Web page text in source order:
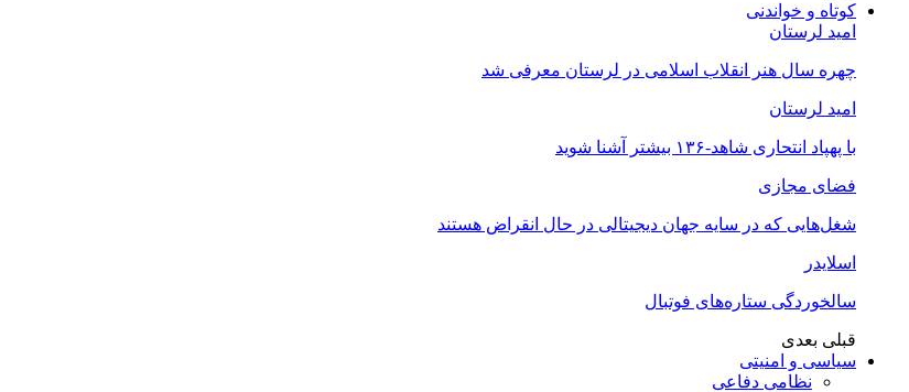
کوتاه و خواندنی
امید لرستان
چهره سال هنر انقلاب اسلامی در لرستان معرفی شد
امید لرستان
با پهپاد انتحاری شاهد-۱۳۶ بیشتر آشنا شوید
فضای مجازی
شغل‌‌هایی که در سایه جهان دیجیتالی در حال انقراض هستند
اسلایدر
سالخوردگی ستاره‌های فوتبال
قبلی بعدی
سیاسی و امنیتی
نظامی دفاعی